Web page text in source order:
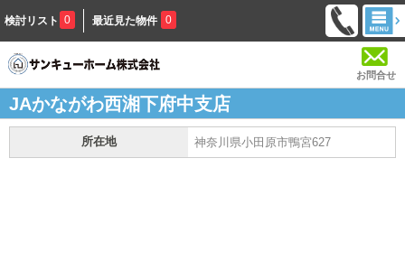
検討リスト 0 最近見た物件 0
お問合せ
JAかながわ西湘下府中支店
所在地 神奈川県小田原市鴨宮627